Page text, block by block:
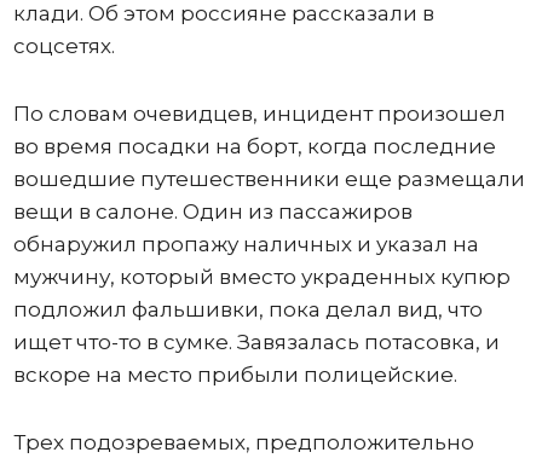
клади. Об этом россияне рассказали в
соцсетях.
По словам очевидцев, инцидент произошел
во время посадки на борт, когда последние
вошедшие путешественники еще размещали
вещи в салоне. Один из пассажиров
обнаружил пропажу наличных и указал на
мужчину, который вместо украденных купюр
подложил фальшивки, пока делал вид, что
ищет что-то в сумке. Завязалась потасовка, и
вскоре на место прибыли полицейские.
Трех подозреваемых, предположительно